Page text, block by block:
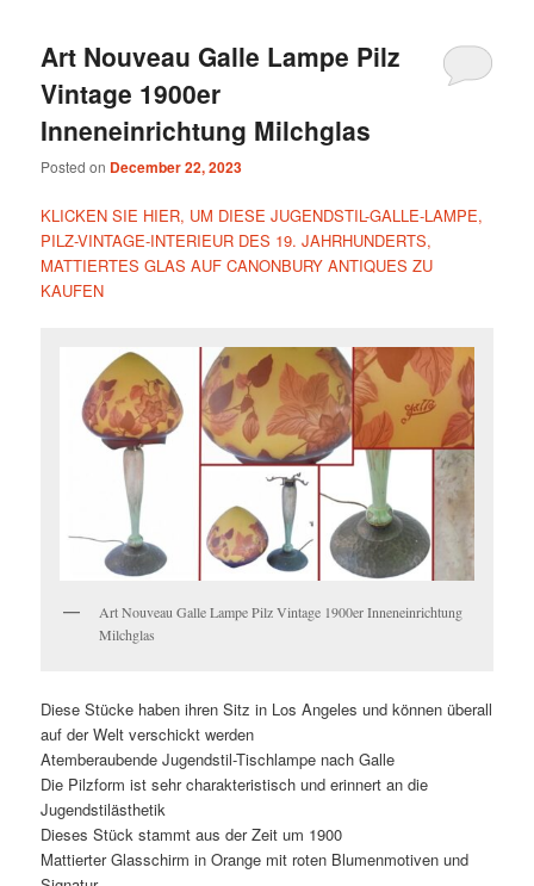
Art Nouveau Galle Lampe Pilz
Vintage 1900er
Inneneinrichtung Milchglas
Posted on December 22, 2023
KLICKEN SIE HIER, UM DIESE JUGENDSTIL-GALLE-LAMPE,
PILZ-VINTAGE-INTERIEUR DES 19. JAHRHUNDERTS,
MATTIERTES GLAS AUF CANONBURY ANTIQUES ZU
KAUFEN
Art Nouveau Galle Lampe Pilz Vintage 1900er Inneneinrichtung
Milchglas
Diese Stücke haben ihren Sitz in Los Angeles und können überall
auf der Welt verschickt werden
Atemberaubende Jugendstil-Tischlampe nach Galle
Die Pilzform ist sehr charakteristisch und erinnert an die
Jugendstilästhetik
Dieses Stück stammt aus der Zeit um 1900
Mattierter Glasschirm in Orange mit roten Blumenmotiven und